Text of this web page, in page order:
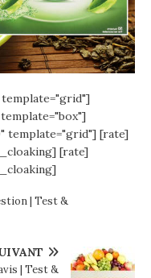
template="grid"]
template="grid"] [rate]
[rate]
| Test &
| Test &